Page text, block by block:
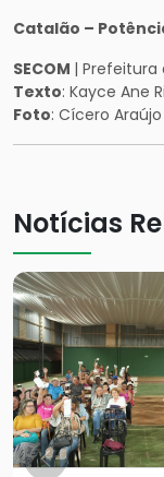
Catalão –
SECOM | Prefeitura
Texto: Kayce Ane
Foto: Cícero Araújo
Notícias